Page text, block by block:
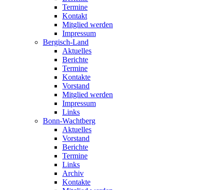
Termine
Kontakt
Mitglied werden
Impressum
Bergisch-Land
Aktuelles
Berichte
Termine
Kontakte
Vorstand
Mitglied werden
Impressum
Links
Bonn-Wachtberg
Aktuelles
Vorstand
Berichte
Termine
Links
Archiv
Kontakte